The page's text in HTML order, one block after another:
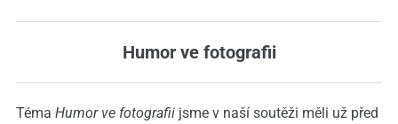
Humor ve fotografii
Téma Humor ve fotografii jsme v naší soutěži měli už před